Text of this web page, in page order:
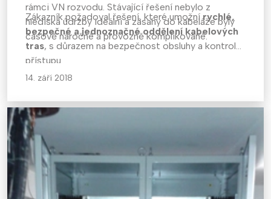
rámci VN rozvodu. Stávající řešení nebylo z
hlediska údržby ideální a zásahy do kabeláže byly
časově náročné a provozně komplikované.
Zákazník požadoval řešení, které umožnírychlé,
bezpečné a jednoznačné oddělení kabelových
tras, s důrazem na bezpečnost obsluhy a kontrolu
přístupu.
14. září 2018